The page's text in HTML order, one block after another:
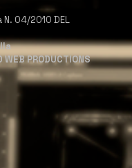
04/2010 DEL
WEB PRODUCTIONS